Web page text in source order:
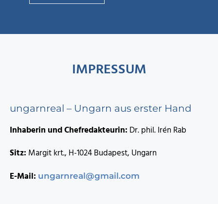
IMPRESSUM
ungarnreal – Ungarn aus erster Hand
Inhaberin und Chefredakteurin: Dr. phil. Irén Rab
Sitz: Margit krt., H-1024 Budapest, Ungarn
E-Mail: ungarnreal@gmail.com